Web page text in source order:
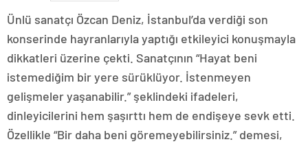
Ünlü sanatçı Özcan Deniz, İstanbul’da verdiği son
konserinde hayranlarıyla yaptığı etkileyici konuşmayla
dikkatleri üzerine çekti. Sanatçının “Hayat beni
istemediğim bir yere sürüklüyor. İstenmeyen
gelişmeler yaşanabilir.” şeklindeki ifadeleri,
dinleyicilerini hem şaşırttı hem de endişeye sevk etti.
Özellikle “Bir daha beni göremeyebilirsiniz.” demesi,